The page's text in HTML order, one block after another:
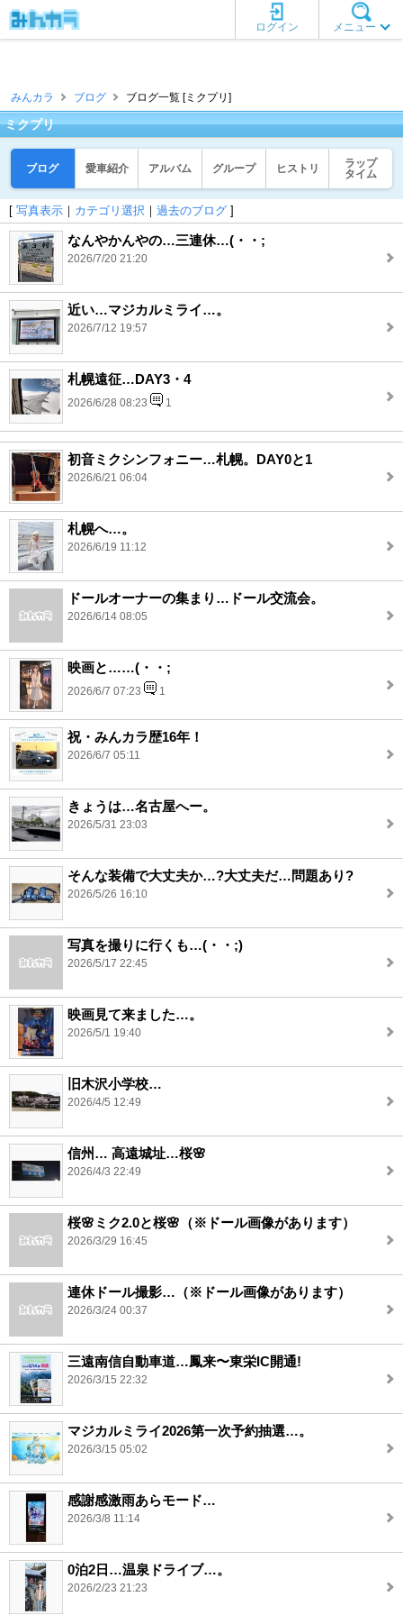
メニュー
ログイン
みんカラ ブログ ブログ一覧 [ミクプリ]
ミクプリ
ブログ 愛車紹介 アルバム グループ ヒストリ
ラップ
タイム
[ 写真表示 ｜ カテゴリ選択 ｜ 過去のブログ ]
なんやかんやの…三連休…(・・;
2026/7/20 21:20
近い…マジカルミライ…。
2026/7/12 19:57
札幌遠征…DAY3・4
2026/6/28 08:23 1
初音ミクシンフォニー…札幌。DAY0と1
2026/6/21 06:04
札幌へ…。
2026/6/19 11:12
ドールオーナーの集まり…ドール交流会。
2026/6/14 08:05
映画と……(・・;
2026/6/7 07:23 1
祝・みんカラ歴16年！
2026/6/7 05:11
きょうは…名古屋へー。
2026/5/31 23:03
そんな装備で大丈夫か…?大丈夫だ…問題あり?
2026/5/26 16:10
写真を撮りに行くも…(・・;)
2026/5/17 22:45
映画見て来ました…。
2026/5/1 19:40
旧木沢小学校…
2026/4/5 12:49
信州… 高遠城址…桜🌸
2026/4/3 22:49
桜🌸ミク2.0と桜🌸（※ドール画像があります）
2026/3/29 16:45
連休ドール撮影…（※ドール画像があります）
2026/3/24 00:37
三遠南信自動車道…鳳来〜東栄IC開通!
2026/3/15 22:32
マジカルミライ2026第一次予約抽選…。
2026/3/15 05:02
感謝感激雨あらモード…
2026/3/8 11:14
0泊2日…温泉ドライブ…。
2026/2/23 21:23